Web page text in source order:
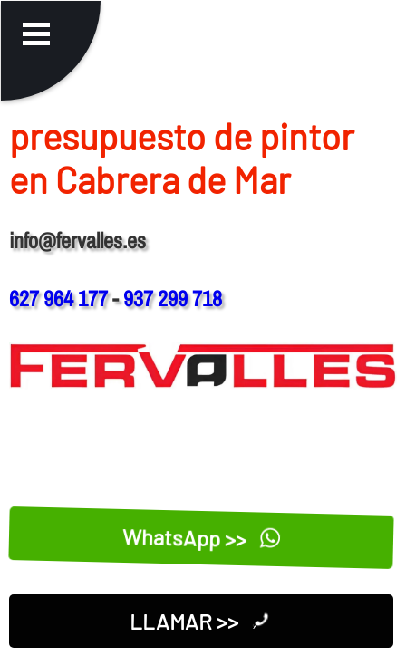
presupuesto de pintor
en Cabrera de Mar
info@fervalles.es
627 964 177-937 299 718
WhatsApp >>
LLAMAR >>